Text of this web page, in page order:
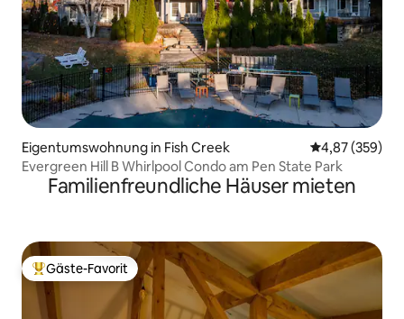
Eigentumswohnung in Fish Creek
4,87 (359)
Evergreen Hill B Whirlpool Condo am Pen State Park
Familienfreundliche Häuser mieten
Beliebter Gäste-Favorit.
Gäste-Favorit